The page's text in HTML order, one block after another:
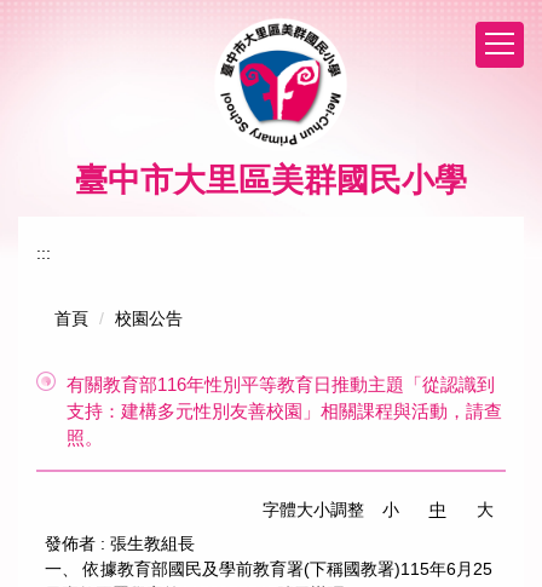
臺中市大里區美群國民小學
:::
首頁 校園公告
有關教育部116年性別平等教育日推動主題「從認識到
支持：建構多元性別友善校園」相關課程與活動，請查
照。
字體大小調整 小 中
大
發佈者 : 張生教組長
一、 依據教育部國民及學前教育署(下稱國教署)115年6月25